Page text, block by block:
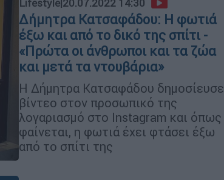
Lifestyle|20.07.2022 14:30
Δήμητρα Κατσαφάδου: Η φωτιά
έξω και από το δικό της σπίτι -
«Πρώτα οι άνθρωποι και τα ζώα
και μετά τα ντουβάρια»
Η Δήμητρα Κατσαφάδου δημοσίευσε
βίντεο στον προσωπικό της
λογαριασμό στο Instagram και όπως
φαίνεται, η φωτιά έχει φτάσει έξω
από το σπίτι της